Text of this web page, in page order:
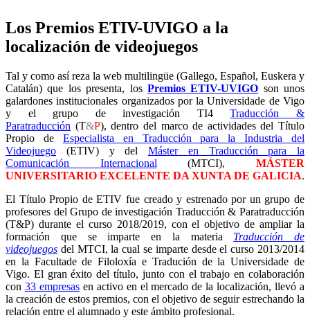
Los Premios ETIV-UVIGO a la
localización de videojuegos
Tal y como así reza la web multilingüe (Gallego, Español, Euskera y
Catalán) que los presenta, los Premios ETIV-UVIGO son unos
galardones institucionales organizados por la Universidade de Vigo
y el grupo de investigación TI4Traducción &
Paratraducción (T&P), dentro del marco de actividades del Título
Propio de Especialista en Traducción para la Industria del
Videojuego (ETIV) y del Máster en Traducción para la
Comunicación Internacional (MTCI),MÁSTER
UNIVERSITARIO EXCELENTE DA XUNTA DE GALICIA.
El Título Propio de ETIV fue creado y estrenado por un grupo de
profesores del Grupo de investigación Traducción & Paratraducción
(T&P) durante el curso 2018/2019, con el objetivo de ampliar la
formación que se imparte en la materia Traducción de
videojuegos del MTCI, la cual se imparte desde el curso 2013/2014
en la Facultade de Filoloxía e Tradución de la Universidade de
Vigo. El gran éxito del título, junto con el trabajo en colaboración
con 33 empresasen activo en el mercado de la localización, llevó a
la creación de estos premios, con el objetivo de seguir estrechando la
relación entre el alumnado y este ámbito profesional.